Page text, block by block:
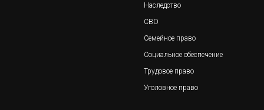
Наследство
СВО
Семейное право
Социальное обеспечение
Трудовое право
Уголовное право